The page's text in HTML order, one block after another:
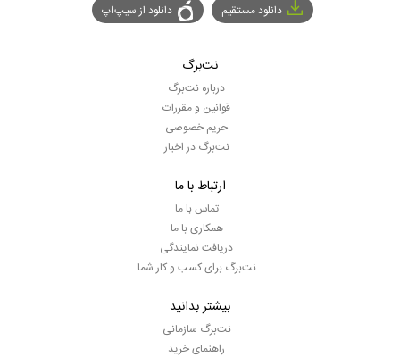
دانلود مستقیم دانلود از سیپ‌اپ
نت‌برگ
درباره نت‌برگ
قوانین و مقررات
حریم خصوصی
نت‌برگ در اخبار
ارتباط با ما
تماس با ما
همکاری با ما
دریافت نمایندگی
نت‌برگ برای کسب و کار شما
بیشتر بدانید
نت‌برگ سازمانی
راهنمای خرید